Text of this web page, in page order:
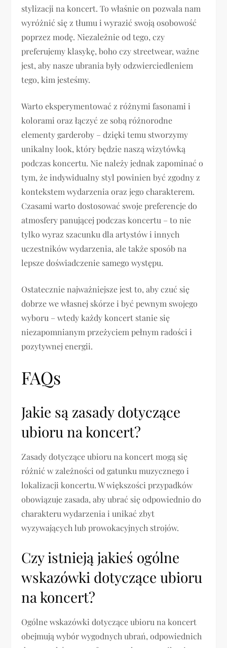
stylizacji na koncert. To właśnie on pozwala nam
wyróżnić się z tłumu i wyrazić swoją osobowość
poprzez modę. Niezależnie od tego, czy
preferujemy klasykę, boho czy streetwear, ważne
jest, aby nasze ubrania były odzwierciedleniem
tego, kim jesteśmy.
Warto eksperymentować z różnymi fasonami i
kolorami oraz łączyć ze sobą różnorodne
elementy garderoby – dzięki temu stworzymy
unikalny look, który będzie naszą wizytówką
podczas koncertu. Nie należy jednak zapominać o
tym, że indywidualny styl powinien być zgodny z
kontekstem wydarzenia oraz jego charakterem.
Czasami warto dostosować swoje preferencje do
atmosfery panującej podczas koncertu – to nie
tylko wyraz szacunku dla artystów i innych
uczestników wydarzenia, ale także sposób na
lepsze doświadczenie samego występu.
Ostatecznie najważniejsze jest to, aby czuć się
dobrze we własnej skórze i być pewnym swojego
wyboru – wtedy każdy koncert stanie się
niezapomnianym przeżyciem pełnym radości i
pozytywnej energii.
FAQs
Jakie są zasady dotyczące
ubioru na koncert?
Zasady dotyczące ubioru na koncert mogą się
różnić w zależności od gatunku muzycznego i
lokalizacji koncertu. W większości przypadków
obowiązuje zasada, aby ubrać się odpowiednio do
charakteru wydarzenia i unikać zbyt
wyzywających lub prowokacyjnych strojów.
Czy istnieją jakieś ogólne
wskazówki dotyczące ubioru
na koncert?
Ogólne wskazówki dotyczące ubioru na koncert
obejmują wybór wygodnych ubrań, odpowiednich